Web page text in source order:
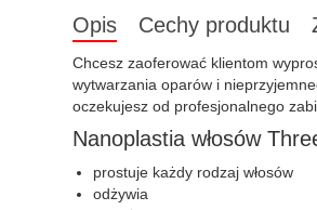
Opis Cechy produktu
Chcesz zaoferować klientom
wytwarzania oparów i
oczekujesz od profesjonalnego
Nanoplastia włosów
prostuje każdy rodzaj włosów
odżywia